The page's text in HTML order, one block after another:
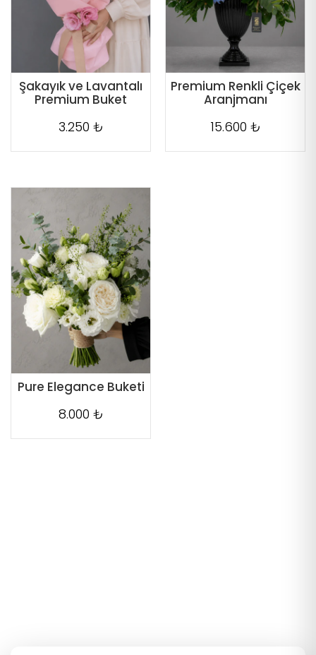
Şakayık ve Lavantalı
Premium Buket
3.250 ₺
Premium Renkli Çiçek
Aranjmanı
15.600 ₺
Pure Elegance Buketi
8.000 ₺